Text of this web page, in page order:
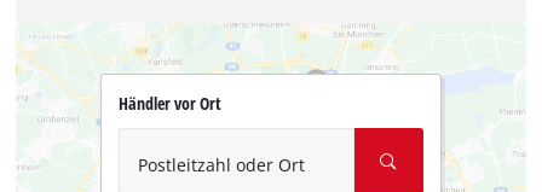
Händler vor Ort
Postleitzahl oder Ort